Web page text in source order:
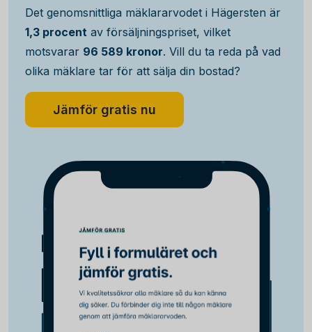
Det genomsnittliga mäklararvodet i Hägersten är
1,3 procent av försäljningspriset, vilket
motsvarar 96 589 kronor. Vill du ta reda på vad
olika mäklare tar för att sälja din bostad?
Jämför gratis nu